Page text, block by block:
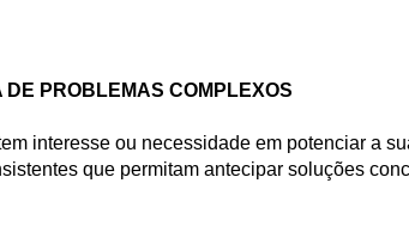
PROBLEMAS COMPLEXOS
interesse ou necessidade em potenciar a
que permitam antecipar soluções